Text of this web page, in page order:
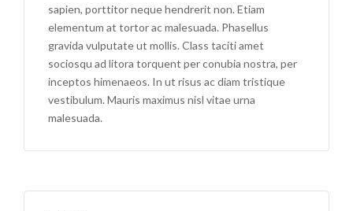
sapien, porttitor neque hendrerit non. Etiam
elementum at tortor ac malesuada. Phasellus
gravida vulputate ut mollis. Class taciti amet
sociosqu ad litora torquent per conubia nostra, per
inceptos himenaeos. In ut risus ac diam tristique
vestibulum. Mauris maximus nisl vitae urna
malesuada.